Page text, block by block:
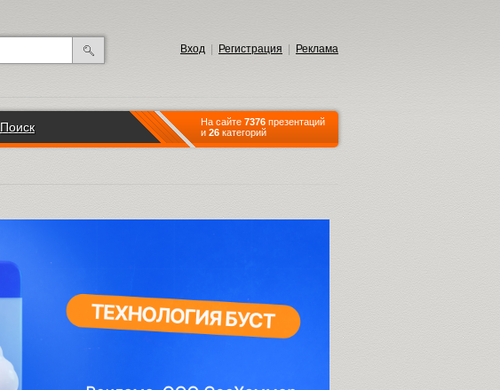
Вход Регистрация Реклама
Поиск На сайте 7376 презентаций
и 26 категорий